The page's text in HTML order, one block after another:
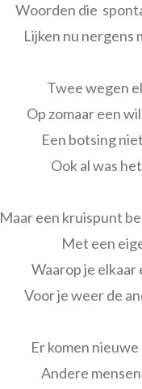
Woorden die
Lijken nu nergens
Twee wegen
Op zomaar een
Een botsing
Ook al was
Maar een kruispunt
Met een
Waarop je
Voor je weer de
Er komen
Andere